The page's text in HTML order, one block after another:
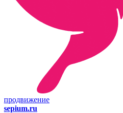
продвижение
sepium.ru